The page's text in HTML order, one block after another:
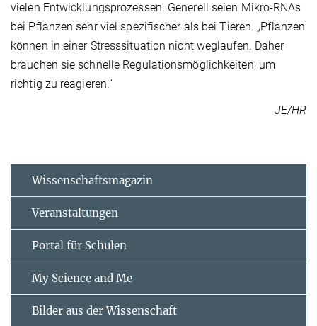
vielen Entwicklungsprozessen. Generell seien Mikro-RNAs
bei Pflanzen sehr viel spezifischer als bei Tieren. „Pflanzen
können in einer Stresssituation nicht weglaufen. Daher
brauchen sie schnelle Regulationsmöglichkeiten, um
richtig zu reagieren.“
JE/HR
Wissenschaftsmagazin
Veranstaltungen
Portal für Schulen
My Science and Me
Bilder aus der Wissenschaft